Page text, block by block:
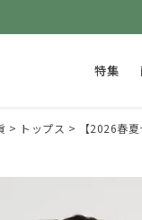
特集
トップス 【2026春